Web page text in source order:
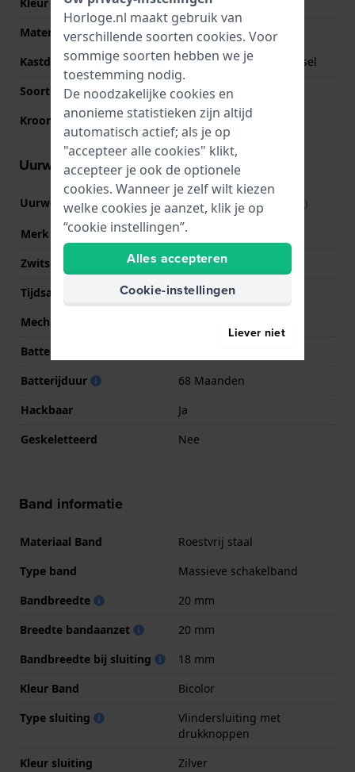
Kleur kast
Bicolor
Materiaal kastdeksel
Roestvrij staal
Kastdeksel
Geschroefde achterdeksel
Soort glas
Saffier
Kroon
Trek kroon
Uurwerk informatie
Uurwerk nr. F06.615(Bekijk specificaties )
Merk uurwerk
ETA
Zwitsers uurwerk
Ja
Tijdsaanduiding
Analoog
Mechanisme
Batterij
Batterijduur
68 Maanden
Hackbaar
Ja
Geskeletteerd
Nee
Band informatie
Materiaal Band
Roestvrij staal
Type band
Massieve schakelband
Bandbreedte
20 mm
Breedte bandaanzet
20 mm
Bandbreedte bij sluiting
18 mm
Kleur Band
Bicolor
Type sluiting
Vlindersluiting met
drukknoppen
Kleur sluiting
Zilver
Horloge.nl maakt gebruik van
verschillende soorten cookies. Voor
sommige soorten hebben we je
toestemming nodig.
De noodzakelijke cookies en
anonieme statistieken zijn altijd
automatisch actief; als je op
"accepteer alle cookies" klikt,
accepteer je ook de optionele
cookies. Wanneer je zelf wilt kiezen
welke cookies je aanzet, klik je op
“cookie instellingen”.
Alles accepteren
Cookie-instellingen
Liever niet